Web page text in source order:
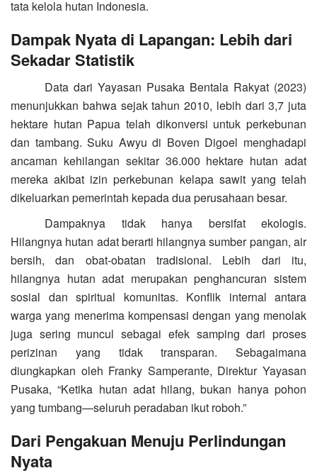
tata kelola hutan Indonesia.
Dampak Nyata di Lapangan: Lebih dari
Sekadar Statistik
Data dari Yayasan Pusaka Bentala Rakyat (2023)
menunjukkan bahwa sejak tahun 2010, lebih dari 3,7 juta
hektare hutan Papua telah dikonversi untuk perkebunan
dan tambang. Suku Awyu di Boven Digoel menghadapi
ancaman kehilangan sekitar 36.000 hektare hutan adat
mereka akibat izin perkebunan kelapa sawit yang telah
dikeluarkan pemerintah kepada dua perusahaan besar.
Dampaknya tidak hanya bersifat ekologis.
Hilangnya hutan adat berarti hilangnya sumber pangan, air
bersih, dan obat-obatan tradisional. Lebih dari itu,
hilangnya hutan adat merupakan penghancuran sistem
sosial dan spiritual komunitas. Konflik internal antara
warga yang menerima kompensasi dengan yang menolak
juga sering muncul sebagai efek samping dari proses
perizinan yang tidak transparan. Sebagaimana
diungkapkan oleh Franky Samperante, Direktur Yayasan
Pusaka, “Ketika hutan adat hilang, bukan hanya pohon
yang tumbang—seluruh peradaban ikut roboh.”
Dari Pengakuan Menuju Perlindungan
Nyata